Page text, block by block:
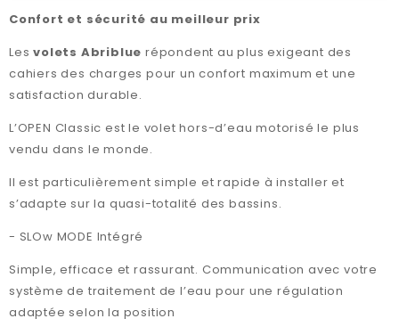
Confort et sécurité au meilleur prix
Lesvolets Abriblue répondent au plus exigeant des
cahiers des charges pour un confort maximum et une
satisfaction durable.
L’OPEN Classic est le volet hors-d’eau motorisé le plus
vendu dans le monde.
Il est particulièrement simple et rapide à installer et
s’adapte sur la quasi-totalité des bassins.
- SLOw MODE Intégré
Simple, efficace et rassurant. Communication avec votre
système de traitement de l’eau pour une régulation
adaptée selon la position